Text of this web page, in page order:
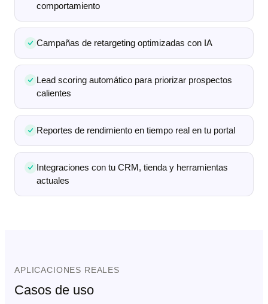
comportamiento
Campañas de retargeting optimizadas con IA
Lead scoring automático para priorizar prospectos
calientes
Reportes de rendimiento en tiempo real en tu portal
Integraciones con tu CRM, tienda y herramientas
actuales
APLICACIONES REALES
Casos de uso